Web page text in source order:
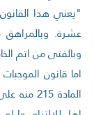
"يعني هذا
عشرة.
وبالفتى من اتم
المادة